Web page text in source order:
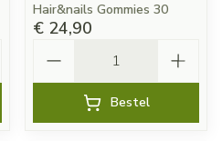
Hair&nails Gommies 30
€ 24,90
Bestel